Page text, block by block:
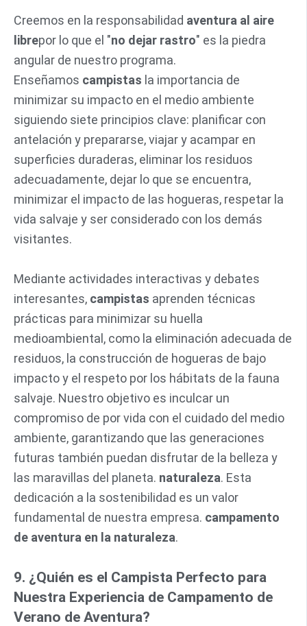
Creemos en la responsabilidad aventura al aire
librepor lo que el "no dejar rastro" es la piedra
angular de nuestro programa.
Enseñamos campistas la importancia de
minimizar su impacto en el medio ambiente
siguiendo siete principios clave: planificar con
antelación y prepararse, viajar y acampar en
superficies duraderas, eliminar los residuos
adecuadamente, dejar lo que se encuentra,
minimizar el impacto de las hogueras, respetar la
vida salvaje y ser considerado con los demás
visitantes.
Mediante actividades interactivas y debates
interesantes, campistas aprenden técnicas
prácticas para minimizar su huella
medioambiental, como la eliminación adecuada de
residuos, la construcción de hogueras de bajo
impacto y el respeto por los hábitats de la fauna
salvaje. Nuestro objetivo es inculcar un
compromiso de por vida con el cuidado del medio
ambiente, garantizando que las generaciones
futuras también puedan disfrutar de la belleza y
las maravillas del planeta. naturaleza. Esta
dedicación a la sostenibilidad es un valor
fundamental de nuestra empresa. campamento
de aventura en la naturaleza.
9. ¿Quién es el Campista Perfecto para
Nuestra Experiencia de Campamento de
Verano de Aventura?